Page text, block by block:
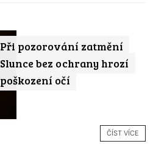
Při pozorování zatmění
Slunce bez ochrany hrozí
poškození očí
ČÍST VÍCE